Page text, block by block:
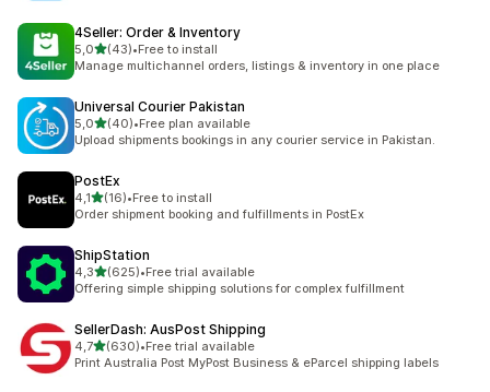
4Seller: Order & Inventory
5,05 yıldız üzerinden
(43)
toplam 43 değerlendirme
•Free to install
Manage multichannel orders, listings & inventory in one place
Universal Courier Pakistan
5,05 yıldız üzerinden
(40)
toplam 40 değerlendirme
•Free plan available
Upload shipments bookings in any courier service in Pakistan.
PostEx
4,15 yıldız üzerinden
(16)
toplam 16 değerlendirme
•Free to install
Order shipment booking and fulfillments in PostEx
ShipStation
4,35 yıldız üzerinden
(625)
toplam 625 değerlendirme
•Free trial available
Offering simple shipping solutions for complex fulfillment
SellerDash: AusPost Shipping
4,75 yıldız üzerinden
(630)
toplam 630 değerlendirme
•Free trial available
Print Australia Post MyPost Business & eParcel shipping labels